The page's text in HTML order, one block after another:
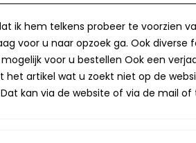
ik hem telkens probeer te voorzien
voor u naar opzoek ga. Ook diverse
voor u bestellen Ook een
het artikel wat u zoekt niet op de
kan via de website of via de mail of